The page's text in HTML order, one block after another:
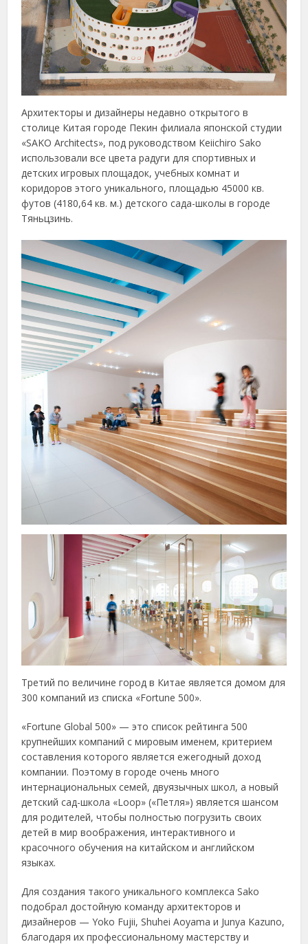
Архитекторы и дизайнеры недавно открытого в
столице Китая городе Пекин филиала японской студии
«SAKO Architects», под руководством Keiichiro Sako
использовали все цвета радуги для спортивных и
детских игровых площадок, учебных комнат и
коридоров этого уникального, площадью 45000 кв.
футов (4180,64 кв. м.) детского сада-школы в городе
Тяньцзинь.
Третий по величине город в Китае является домом для
300 компаний из списка «Fortune 500».
«Fortune Global 500» — это список рейтинга 500
крупнейших компаний с мировым именем, критерием
составления которого является ежегодный доход
компании. Поэтому в городе очень много
интернациональных семей, двуязычных школ, а новый
детский сад-школа «Loop» («Петля») является шансом
для родителей, чтобы полностью погрузить своих
детей в мир воображения, интерактивного и
красочного обучения на китайском и английском
языках.
Для создания такого уникального комплекса Sako
подобрал достойную команду архитекторов и
дизайнеров — Yoko Fujii, Shuhei Aoyama и Junya Kazuno,
благодаря их профессиональному мастерству и